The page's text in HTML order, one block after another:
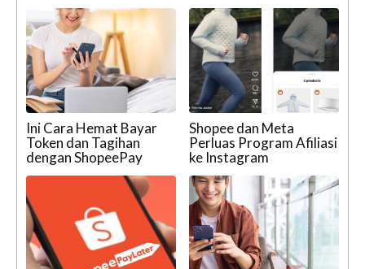
Ini Cara Hemat Bayar
Token dan Tagihan
dengan ShopeePay
Shopee dan Meta
Perluas Program Afiliasi
ke Instagram